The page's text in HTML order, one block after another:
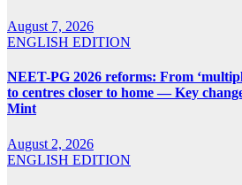
August 7, 2026
ENGLISH EDITION
NEET-PG 2026 reforms: From
to centres closer to home — Key
Mint
August 2, 2026
ENGLISH EDITION